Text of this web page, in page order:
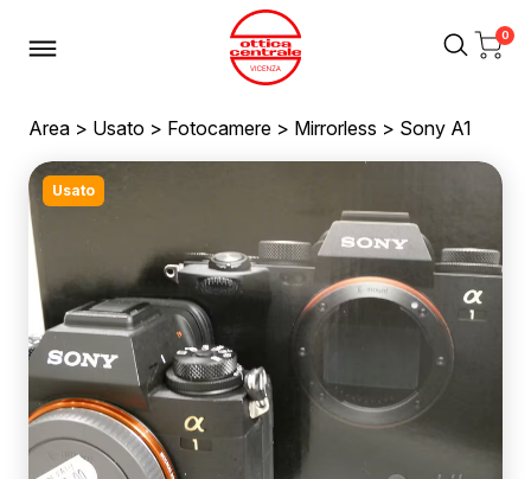
0
Area > Usato > Fotocamere > Mirrorless > Sony A1
Usato